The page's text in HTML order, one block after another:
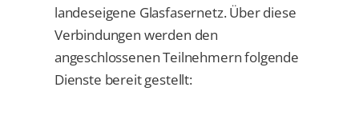
landeseigene Glasfasernetz. Über diese
Verbindungen werden den
angeschlossenen Teilnehmern folgende
Dienste bereit gestellt: